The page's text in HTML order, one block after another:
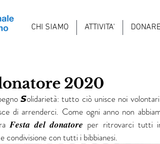
CHI SIAMO ATTIVITA'
2020
𝙎olidarietà: tutto ciò unisce noi
di arrenderci. Come ogni anno non
𝑭𝒆𝒔𝒕𝒂 𝒅𝒆𝒍 𝒅𝒐𝒏𝒂𝒕𝒐𝒓𝒆 per ritrovarci tutti
condivisione con tutti i bibbianesi.